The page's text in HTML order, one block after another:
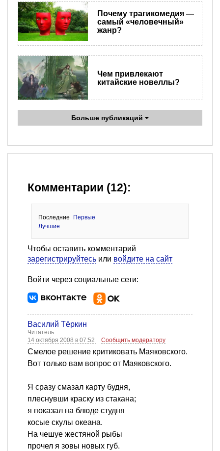
Почему трагикомедия —
самый «человечный»
жанр?
Чем привлекают
китайские новеллы?
Больше публикаций
Комментарии (12):
Последние
Первые
Лучшие
Чтобы оставить комментарий
зарегистрируйтесь или войдите на сайт
Войти через социальные сети:
Василий Тёркин
Читатель
14 октября 2008 в 07:52
Сообщить модератору
Смелое решение критиковать Маяковского.
Вот только вам вопрос от Маяковского.
Я сразу смазал карту будня,
плеснувши краску из стакана;
я показал на блюде студня
косые скулы океана.
На чешуе жестяной рыбы
прочел я зовы новых губ.